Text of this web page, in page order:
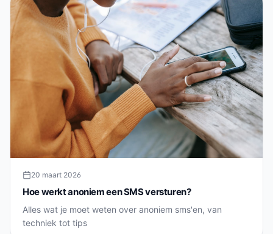
20 maart 2026
Hoe werkt anoniem een SMS versturen?
Alles wat je moet weten over anoniem sms'en, van
techniek tot tips